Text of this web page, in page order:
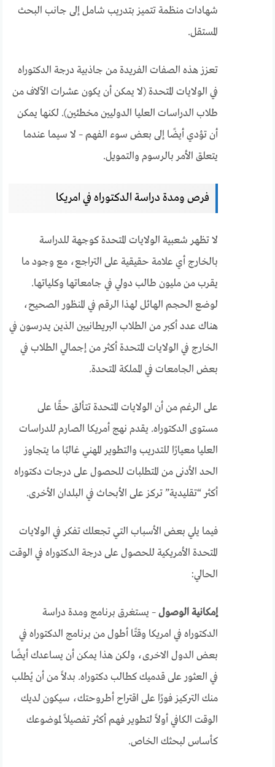
شهادات منظمة تتميز بتدريب شامل إلى جانب البحث
المستقل.
تعزز هذه الصفات الفريدة من جاذبية درجة الدكتوراه
في الولايات المتحدة (لا يمكن أن يكون عشرات الآلاف من
طلاب الدراسات العليا الدوليين مخطئين). لكنها يمكن
أن تؤدي أيضًا إلى بعض سوء الفهم – لا سيما عندما
يتعلق الأمر بالرسوم والتمويل.
فرص ومدة دراسة الدكتوراه في امريكا
لا تظهر شعبية الولايات المتحدة كوجهة للدراسة
بالخارج أي علامة حقيقية على التراجع، مع وجود ما
يقرب من مليون طالب دولي في جامعاتها وكلياتها.
لوضع الحجم الهائل لهذا الرقم في المنظور الصحيح،
هناك عدد أكبر من الطلاب البريطانيين الذين يدرسون في
الخارج في الولايات المتحدة أكثر من إجمالي الطلاب في
بعض الجامعات في المملكة المتحدة.
على الرغم من أن الولايات المتحدة تتألق حقًا على
مستوى الدكتوراه. يقدم نهج أمريكا الصارم للدراسات
العليا معيارًا للتدريب والتطوير المهني غالبًا ما يتجاوز
الحد الأدنى من المتطلبات للحصول على درجات دكتوراه
أكثر “تقليدية” تركز على الأبحاث في البلدان الأخرى.
فيما يلي بعض الأسباب التي تجعلك تفكر في الولايات
المتحدة الأمريكية للحصول على درجة الدكتوراه في الوقت
الحالي:
إمكانية الوصول– يستغرق برنامج ومدة دراسة
الدكتوراه في امريكا وقتًا أطول من برنامج الدكتوراه في
بعض الدول الاخرى، ولكن هذا يمكن أن يساعدك أيضًا
في العثور على قدميك كطالب دكتوراه. بدلاً من أن يُطلب
منك التركيز فورًا على اقتراح أطروحتك، سيكون لديك
الوقت الكافي أولاً لتطوير فهم أكثر تفصيلاً لموضوعك
كأساس لبحثك الخاص.